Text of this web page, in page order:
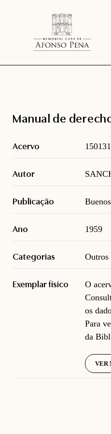
Manual de
Acervo 150131
Autor
Publicação
Ano 1959
Categorias
Exemplar físico
O
os
Para
da
VER